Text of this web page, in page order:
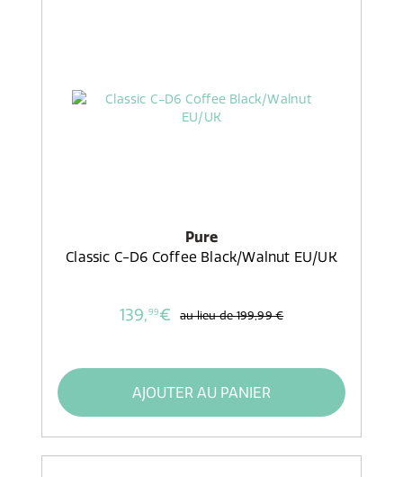
Pure
Classic C-D6 Coffee Black/Walnut EU/UK
139,99€ au lieu de199,99 €
AJOUTER AU PANIER